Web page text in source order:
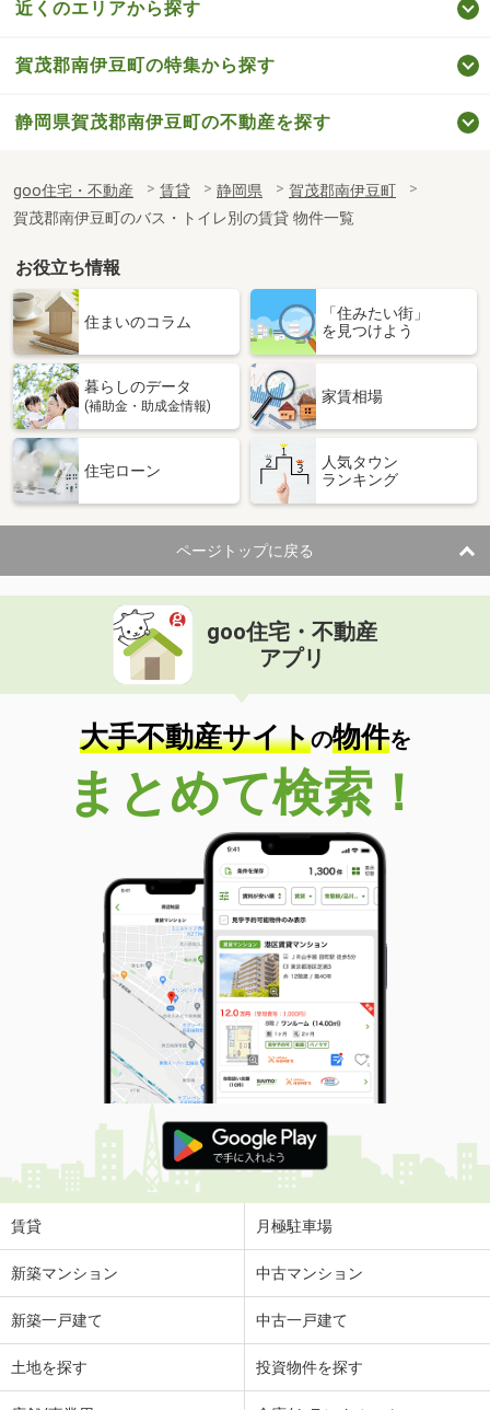
近くのエリアから探す
賀茂郡南伊豆町の特集から探す
静岡県賀茂郡南伊豆町の不動産を探す
goo住宅・不動産 賃貸 静岡県
賀茂郡南伊豆町
賀茂郡南伊豆町のバス・トイレ別の賃貸 物件一覧
お役立ち情報
住まいのコラム
「住みたい街」
を見つけよう
暮らしのデータ
(補助金・助成金情報)
家賃相場
住宅ローン
人気タウン
ランキング
ページトップに戻る
goo住宅・不動産
アプリ
大手不動産サイトの物件を
まとめて検索！
賃貸 月極駐車場
新築マンション 中古マンション
新築一戸建て 中古一戸建て
土地を探す 投資物件を探す